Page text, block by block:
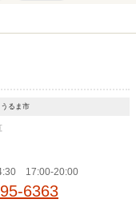
るま市
17:00-20:00
6363